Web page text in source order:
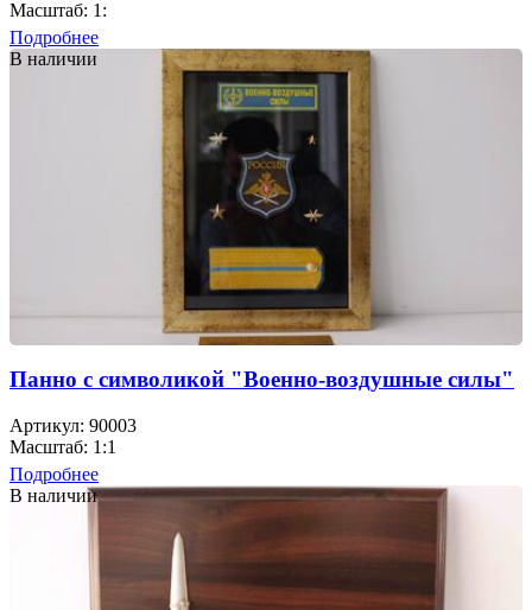
Масштаб: 1:
Подробнее
В наличии
Панно с символикой "Военно-воздушные силы"
Артикул: 90003
Масштаб: 1:1
Подробнее
В наличии